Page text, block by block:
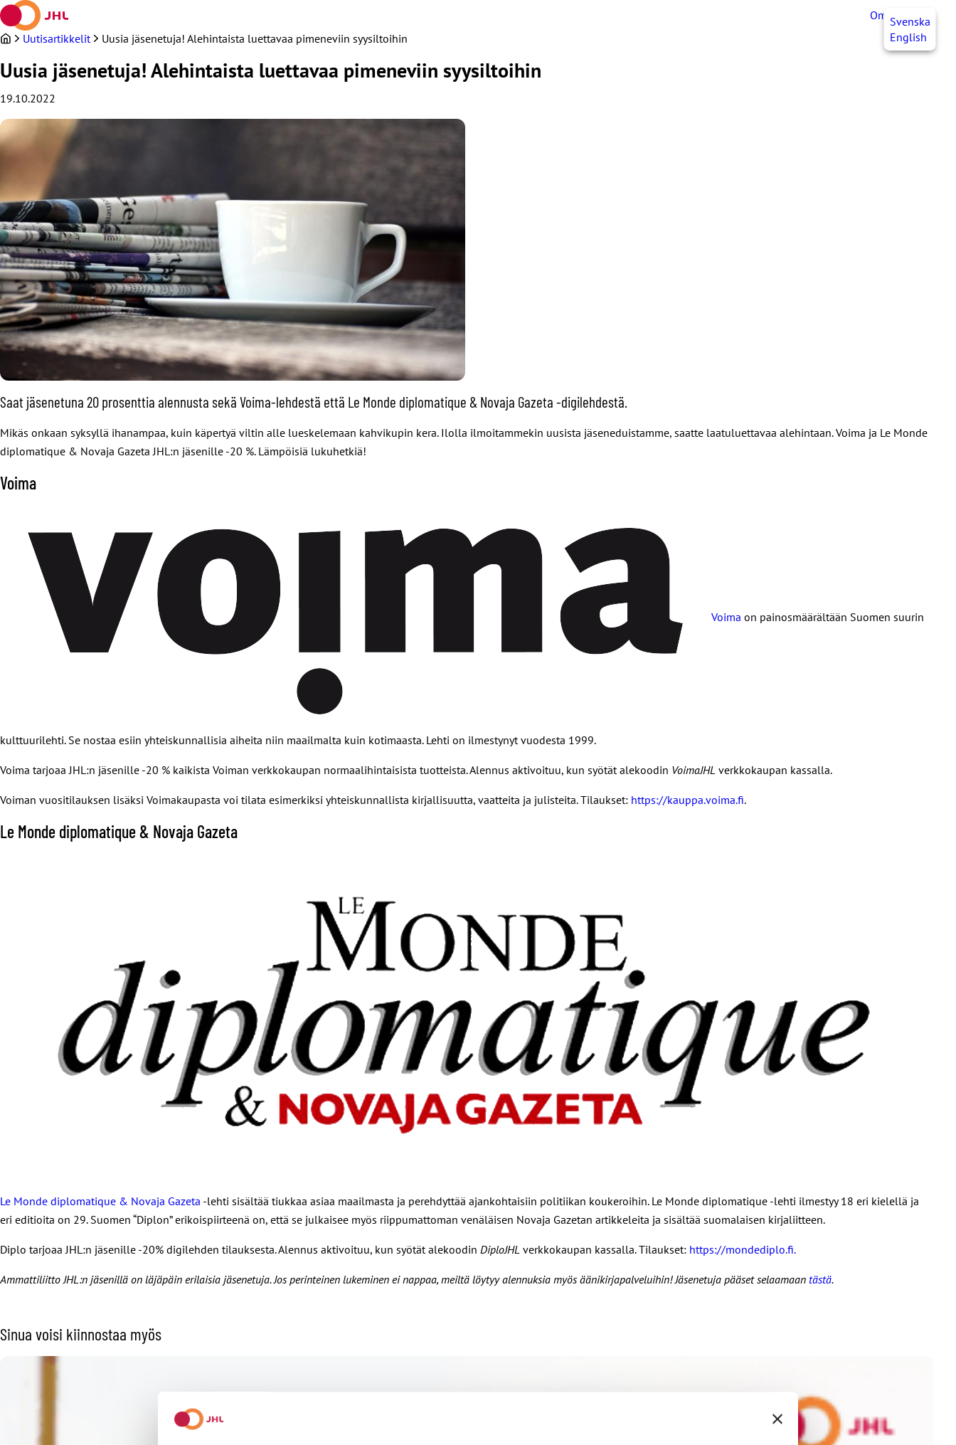
Siirry
sisältöön
OmaJHLSvenska
English
Uutisartikkelit Uusia jäsenetuja! Alehintaista luettavaa pimeneviin syysiltoihin
Uusia jäsenetuja! Alehintaista luettavaa pimeneviin syysiltoihin
19.10.2022
Saat jäsenetuna 20 prosenttia alennusta sekä Voima-lehdestä että Le Monde diplomatique & Novaja Gazeta -digilehdestä.
Mikäs onkaan syksyllä ihanampaa, kuin käpertyä viltin alle lueskelemaan kahvikupin kera. Ilolla ilmoitammekin uusista jäseneduistamme, saatte laatuluettavaa alehintaan. Voima ja Le Monde
diplomatique & Novaja Gazeta JHL:n jäsenille -20 %. Lämpöisiä lukuhetkiä!
Voima
Voima on painosmäärältään Suomen suurin
kulttuurilehti. Se nostaa esiin yhteiskunnallisia aiheita niin maailmalta kuin kotimaasta. Lehti on ilmestynyt vuodesta 1999.
Voima tarjoaa JHL:n jäsenille -20 % kaikista Voiman verkkokaupan normaalihintaisista tuotteista. Alennus aktivoituu, kun syötät alekoodin VoimaJHL verkkokaupan kassalla.
Voiman vuositilauksen lisäksi Voimakaupasta voi tilata esimerkiksi yhteiskunnallista kirjallisuutta, vaatteita ja julisteita. Tilaukset: https://kauppa.voima.fi.
Le Monde diplomatique & Novaja Gazeta
Le Monde diplomatique & Novaja Gazeta -lehti sisältää tiukkaa asiaa maailmasta ja perehdyttää ajankohtaisiin politiikan koukeroihin. Le Monde diplomatique -lehti ilmestyy 18 eri kielellä ja
eri editioita on 29. Suomen “Diplon” erikoispiirteenä on, että se julkaisee myös riippumattoman venäläisen Novaja Gazetan artikkeleita ja sisältää suomalaisen kirjaliitteen.
Diplo tarjoaa JHL:n jäsenille -20% digilehden tilauksesta. Alennus aktivoituu, kun syötät alekoodin DiploJHL verkkokaupan kassalla. Tilaukset: https://mondediplo.fi.
Ammattiliitto JHL:n jäsenillä on läjäpäin erilaisia jäsenetuja. Jos perinteinen lukeminen ei nappaa, meiltä löytyy alennuksia myös äänikirjapalveluihin! Jäsenetuja pääset selaamaan tästä.
Sinua voisi kiinnostaa myös